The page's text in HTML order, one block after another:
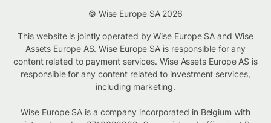
© Wise Europe SA 2026
This website is jointly operated by Wise Europe SA and Wise
Assets Europe AS. Wise Europe SA is responsible for any
content related to payment services. Wise Assets Europe AS is
responsible for any content related to investment services,
including marketing.
Wise Europe SA is a company incorporated in Belgium with